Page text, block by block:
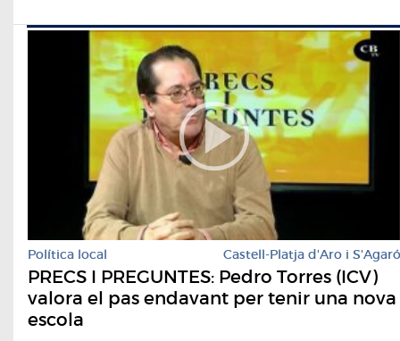
Política local Castell-Platja d'Aro i S'Agaró
PRECS I PREGUNTES: Pedro Torres (ICV)
valora el pas endavant per tenir una nova
escola